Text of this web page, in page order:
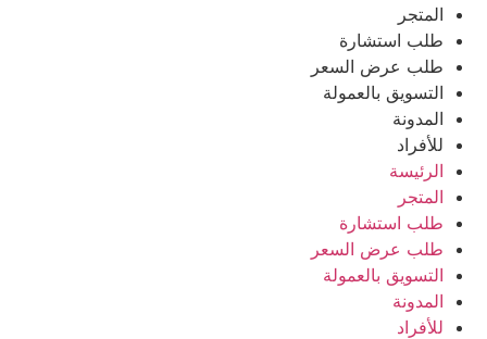
المتجر
طلب استشارة
طلب عرض السعر
التسويق بالعمولة
المدونة
للأفراد
الرئيسة
المتجر
طلب استشارة
طلب عرض السعر
التسويق بالعمولة
المدونة
للأفراد